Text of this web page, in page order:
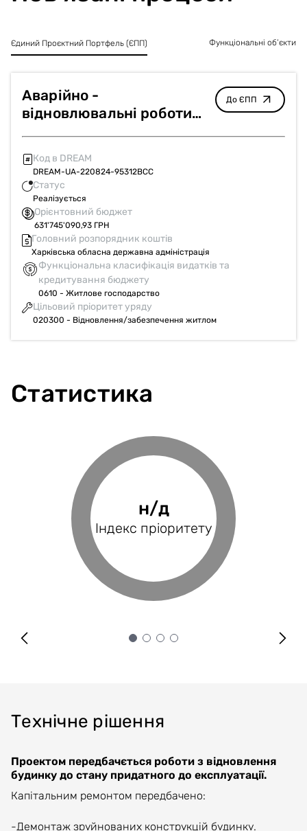
Єдиний Проєктний Портфель (ЄПП) Функціональні об’єкти
Аварійно -
відновлювальні роботи
житлових будинків в м.
Ізюм, Харківської області
До ЄПП
Код в DREAM
DREAM-UA-220824-95312BCC
Статус
Реалізується
Орієнтовний бюджет
631'745'090,93 ГРН
Головний розпорядник коштів
Харківська обласна державна адміністрація
Функціональна класифікація видатків та
кредитування бюджету
0610 - Житлове господарство
Цільовий пріоритет уряду
020300 - Відновлення/забезпечення житлом
Статистика
н/д
Індекс пріоритету
4.43%
Фінансове
покриття
н/д
Індекс BRP
н/д
Оцінка проєкту
Технічне рішення
Проектом передбачється роботи з відновлення
будинку до стану придатного до експлуатації.
Капітальним ремонтом передбачено:
-Демонтаж зруйнованих конструкцій будинку.